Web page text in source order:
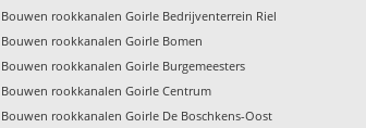
Bouwen rookkanalen Goirle Bedrijventerrein Riel
Bouwen rookkanalen Goirle Bomen
Bouwen rookkanalen Goirle Burgemeesters
Bouwen rookkanalen Goirle Centrum
Bouwen rookkanalen Goirle De Boschkens-Oost